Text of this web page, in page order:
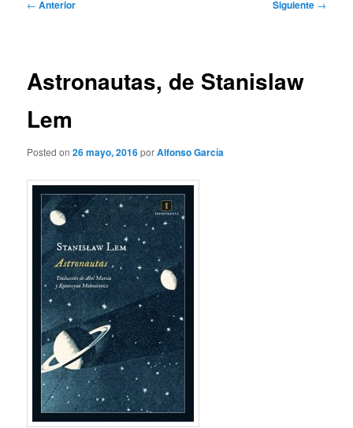
← Anterior Siguiente →
Astronautas, de Stanislaw
Lem
Posted on26 mayo, 2016porAlfonso García